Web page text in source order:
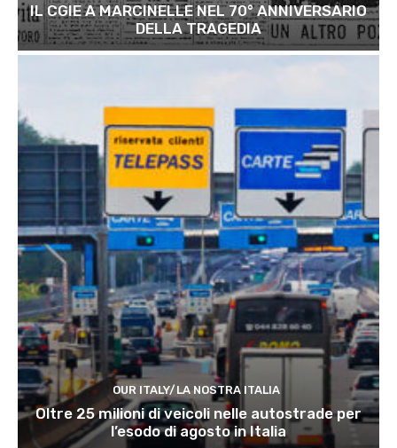
IL CGIE A MARCINELLE NEL 70° ANNIVERSARIO
DELLA TRAGEDIA
OUR ITALY/LA NOSTRA ITALIA
Oltre 25 milioni di veicoli nelle autostrade per
l’esodo di agosto in Italia